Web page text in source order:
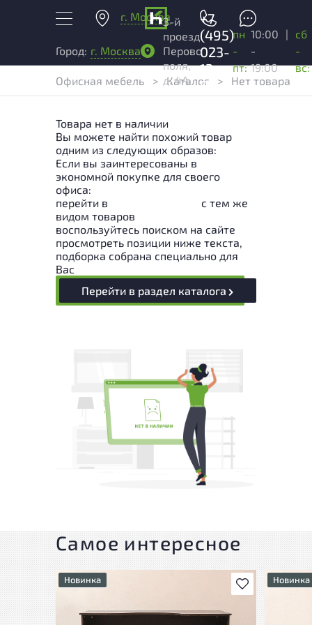
г. Москва
+7
(495)
023-
13-
03
Город: г. Москва
3-й
проезд
Перово
поля,
д. 4А
пн
-
пт:
10:00
-
19:00
|
сб
-
вс:
Офисная мебель
> Каталог > Нет товара
Товара нет в наличии
Вы можете найти похожий товар
одним из следующих образов:
Если вы заинтересованы в
экономной покупке для своего
офиса:
перейти в
с тем же
видом товаров
воспользуйтесь поиском на сайте
просмотреть позиции ниже текста,
подборка собрана специально для
Вас
Перейти в раздел каталога
Самое интересное
В избранное
Новинка Новинка